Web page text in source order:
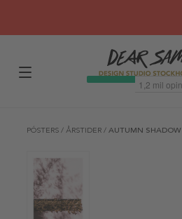
PÓSTERS / ÅRSTIDER / AUTUMN SHADOW